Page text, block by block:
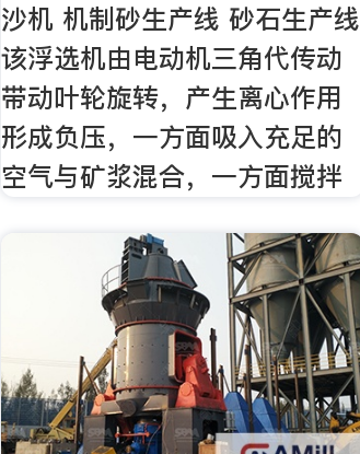
沙机 机制砂生产线 砂石生产线
该浮选机由电动机三角代传动
带动叶轮旋转，产生离心作用
形成负压，一方面吸入充足的
空气与矿浆混合，一方面搅拌